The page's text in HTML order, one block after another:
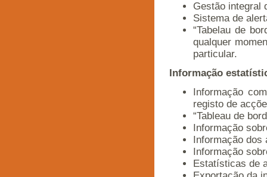
Gestão integral
Sistema de
“Tabelau de
qualquer
particular.
Informação
Informação
registo de
“Tableau de
Informação
Informação dos
Informação
Estatísticas de